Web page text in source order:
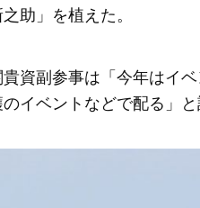
助」を植えた。
貴資副参事は「今年はイ
イベントなどで配る」